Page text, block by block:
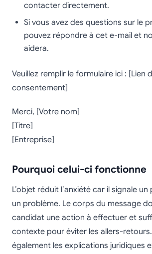
contacter directement.
Si vous avez des questions sur le
pouvez répondre à cet e-mail et
aidera.
Veuillez remplir le formulaire ici : [Lien
consentement]
Merci, [Votre nom]
[Titre]
[Entreprise]
Pourquoi celui-ci fonctionne
L’objet réduit l’anxiété car il signale
un problème. Le corps du message
candidat une action à effectuer et
contexte pour éviter les allers-
également les explications juridiques